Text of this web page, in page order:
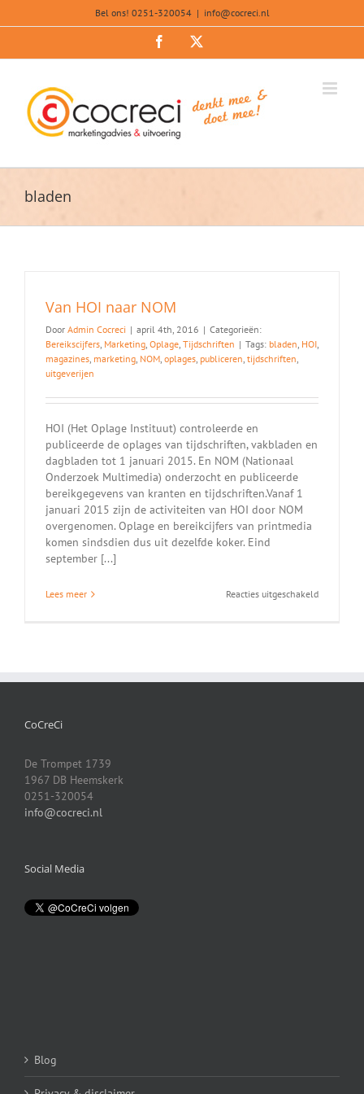
naar
Bel ons! 0251-320054 | info@cocreci.nl
Facebook
bladen
Van HOI naar NOM
Door Admin Cocreci | april 4th, 2016 | Categorieën:
Bereikscijfers, Marketing, Oplage, Tijdschriften | Tags: bladen, HOI,
magazines, marketing, NOM, oplages, publiceren, tijdschriften,
uitgeverijen
HOI (Het Oplage Instituut) controleerde en
publiceerde de oplages van tijdschriften, vakbladen en
dagbladen tot 1 januari 2015. En NOM (Nationaal
Onderzoek Multimedia) onderzocht en publiceerde
bereikgegevens van kranten en tijdschriften.Vanaf 1
januari 2015 zijn de activiteiten van HOI door NOM
overgenomen. Oplage en bereikcijfers van printmedia
komen sindsdien dus uit dezelfde koker. Eind
september [...]
Lees meer Reacties uitgeschakeldvoor
CoCreCi
De Trompet 1739
1967 DB Heemskerk
0251-320054
info@cocreci.nl
Social Media
Blog